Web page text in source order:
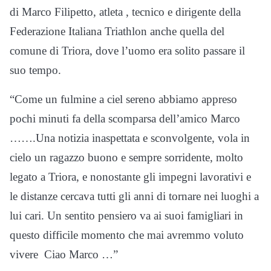
di Marco Filipetto, atleta , tecnico e dirigente della
Federazione Italiana Triathlon anche quella del
comune di Triora, dove l’uomo era solito passare il
suo tempo.
“Come un fulmine a ciel sereno abbiamo appreso
pochi minuti fa della scomparsa dell’amico Marco
…….Una notizia inaspettata e sconvolgente, vola in
cielo un ragazzo buono e sempre sorridente, molto
legato a Triora, e nonostante gli impegni lavorativi e
le distanze cercava tutti gli anni di tornare nei luoghi a
lui cari. Un sentito pensiero va ai suoi famigliari in
questo difficile momento che mai avremmo voluto
vivere Ciao Marco …”